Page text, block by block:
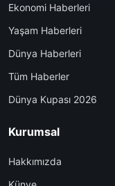
Ekonomi Haberleri
Yaşam Haberleri
Dünya Haberleri
Tüm Haberler
Dünya Kupası 2026
Kurumsal
Hakkımızda